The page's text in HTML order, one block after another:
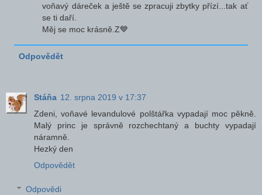
voňavý dáreček a ještě se zpracuji zbytky přízí...tak ať
se ti daří.
Měj se moc krásně.Z💙
Odpovědět
Stáňa 12. srpna 2019 v 17:37
Zdeni, voňavé levandulové polštářka vypadají moc pěkně.
Malý princ je správně rozchechtaný a buchty vypadají
náramně.
Hezký den
Odpovědět
Odpovědi